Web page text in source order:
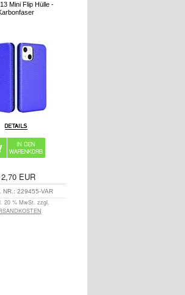
Mini Flip Hülle -
EUR
NR.:229455-VAR
20 % MwSt. zzgl.